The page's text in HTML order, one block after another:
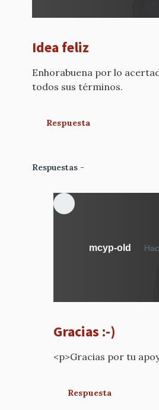
Idea feliz
Enhorabuena por lo
todos sus términos.
Respuesta
Respuestas
mcyp-old
Gracias :-)
<p>Gracias por tu
Respuesta